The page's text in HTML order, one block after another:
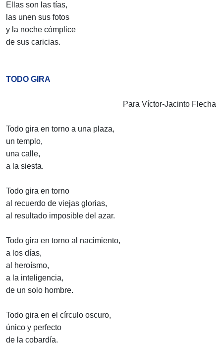
Ellas son las tías,
las unen sus fotos
y la noche cómplice
de sus caricias.
TODO GIRA
Para Víctor-Jacinto Flecha
Todo gira en torno a una plaza,
un templo,
una calle,
a la siesta.
Todo gira en torno
al recuerdo de viejas glorias,
al resultado imposible del azar.
Todo gira en torno al nacimiento,
a los días,
al heroísmo,
a la inteligencia,
de un solo hombre.
Todo gira en el círculo oscuro,
único y perfecto
de la cobardía.